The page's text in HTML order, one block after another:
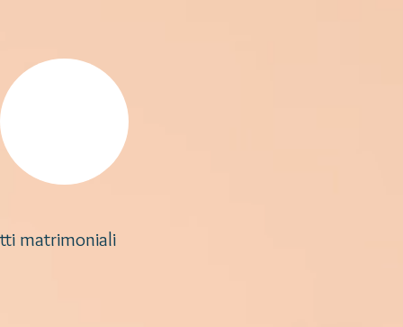
matrimoniali